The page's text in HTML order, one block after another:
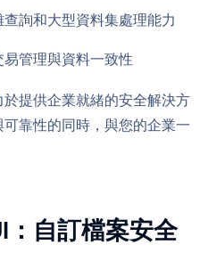
詢和大型資料集處理能力
易管理與資料一致性
提供企業就緒的安全解決方
靠性的同時，與您的企業一
：自訂檔案安全